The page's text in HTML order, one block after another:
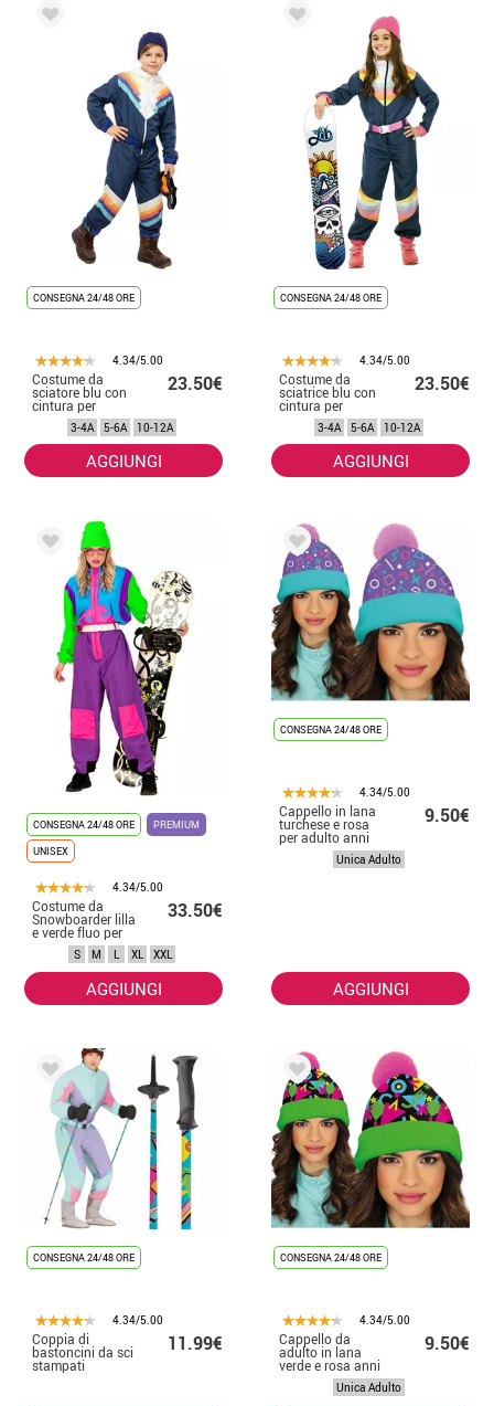
CONSEGNA 24/48 ORE
4.34/5.00
Costume da
sciatore blu con
cintura per
bambino
23.50€
3-4A 5-6A 10-12A
AGGIUNGI
CONSEGNA 24/48 ORE
4.34/5.00
Costume da
sciatrice blu con
cintura per
bambina
23.50€
3-4A 5-6A 10-12A
AGGIUNGI
CONSEGNA 24/48 ORE
PREMIUM
UNISEX
4.34/5.00
Costume da
Snowboarder lilla
e verde fluo per
adulto
33.50€
S M L XL XXL
AGGIUNGI
CONSEGNA 24/48 ORE
4.34/5.00
Cappello in lana
turchese e rosa
per adulto anni
'80
9.50€
Unica Adulto
AGGIUNGI
CONSEGNA 24/48 ORE
4.34/5.00
Coppia di
bastoncini da sci
stampati
11.99€
CONSEGNA 24/48 ORE
4.34/5.00
Cappello da
adulto in lana
verde e rosa anni
9.50€
Unica Adulto